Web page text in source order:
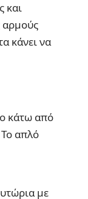
και
αρμούς
κάνει να
κάτω από
Το απλό
με